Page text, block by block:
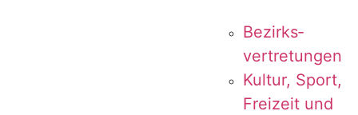
Bezirks­
vertretungen
Kul­tur, Sport,
Frei­zeit und